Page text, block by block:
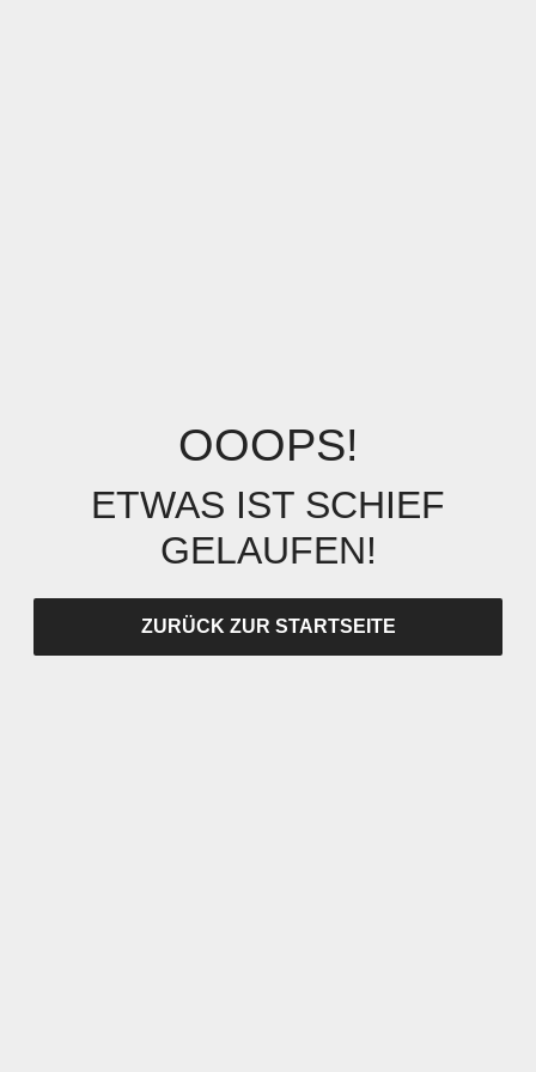
OOOPS!
ETWAS IST SCHIEF
GELAUFEN!
ZURÜCK ZUR STARTSEITE